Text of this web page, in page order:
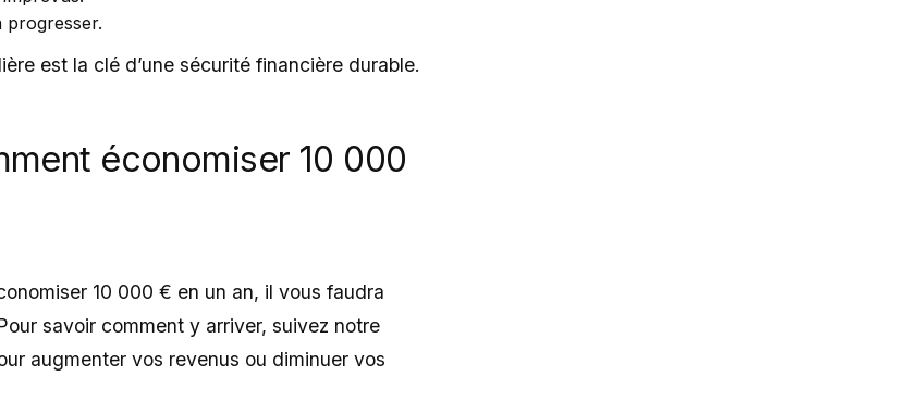
est la clé d’une sécurité financière durable.
économiser 10 000
10 000 € en un an, il vous faudra
savoir comment y arriver, suivez notre
augmenter vos revenus ou diminuer vos